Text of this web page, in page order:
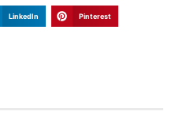
LinkedIn Pinterest